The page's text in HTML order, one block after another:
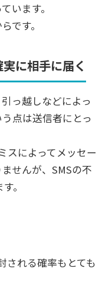
います。
です。
に相手に届く
っ越しなどによっ
点は送信者にとっ
スによってメッセー
せんが、SMSの不
。
される確率もとても